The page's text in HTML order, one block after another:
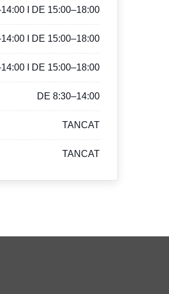
I DE 15:00–18:00
I DE 15:00–18:00
I DE 15:00–18:00
DE 8:30–14:00
TANCAT
TANCAT